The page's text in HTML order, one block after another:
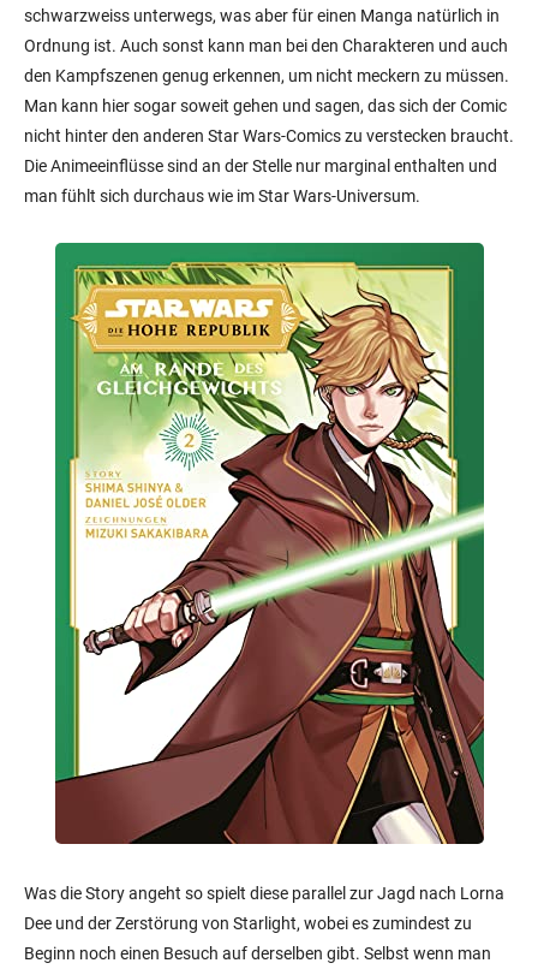
schwarzweiss unterwegs, was aber für einen Manga natürlich in
Ordnung ist. Auch sonst kann man bei den Charakteren und auch
den Kampfszenen genug erkennen, um nicht meckern zu müssen.
Man kann hier sogar soweit gehen und sagen, das sich der Comic
nicht hinter den anderen Star Wars-Comics zu verstecken braucht.
Die Animeeinflüsse sind an der Stelle nur marginal enthalten und
man fühlt sich durchaus wie im Star Wars-Universum.
Was die Story angeht so spielt diese parallel zur Jagd nach Lorna
Dee und der Zerstörung von Starlight, wobei es zumindest zu
Beginn noch einen Besuch auf derselben gibt. Selbst wenn man